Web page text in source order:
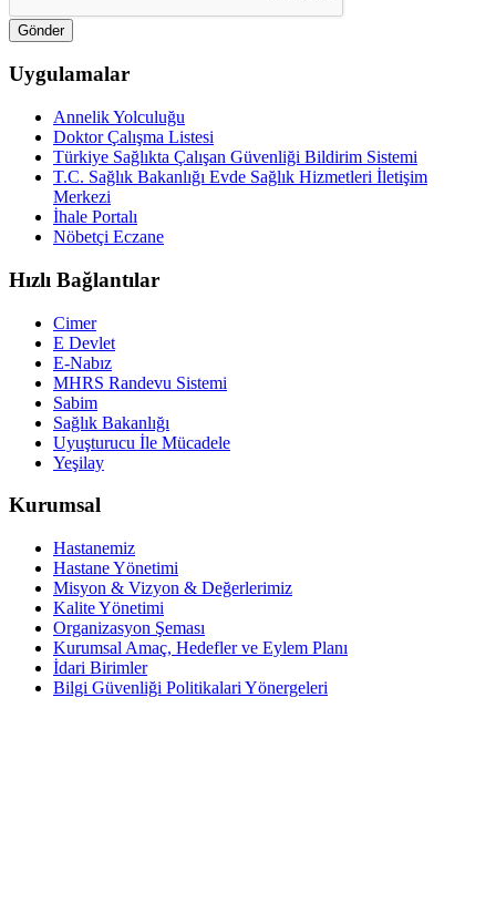
Uygulamalar
Annelik Yolculuğu
Doktor Çalışma Listesi
Türkiye Sağlıkta Çalışan Güvenliği Bildirim Sistemi
T.C. Sağlık Bakanlığı Evde Sağlık Hizmetleri İletişim
Merkezi
İhale Portalı
Nöbetçi Eczane
Hızlı Bağlantılar
Cimer
E Devlet
E-Nabız
MHRS Randevu Sistemi
Sabim
Sağlık Bakanlığı
Uyuşturucu İle Mücadele
Yeşilay
Kurumsal
Hastanemiz
Hastane Yönetimi
Misyon & Vizyon & Değerlerimiz
Kalite Yönetimi
Organizasyon Şeması
Kurumsal Amaç, Hedefler ve Eylem Planı
İdari Birimler
Bilgi Güvenliği Politikalari Yönergeleri